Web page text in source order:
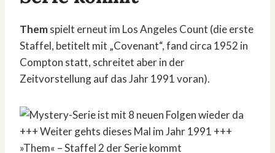
Themspielt erneut im Los Angeles Count (die erste
Staffel, betitelt mit „Covenant“, fand circa 1952 in
Compton statt, schreitet aber in der
Zeitvorstellung auf das Jahr 1991 voran).